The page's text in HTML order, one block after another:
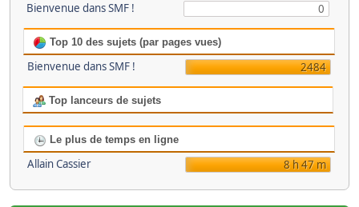
Bienvenue dans SMF ! 0
Top 10 des sujets (par pages vues)
Bienvenue dans SMF ! 2484
Top lanceurs de sujets
Le plus de temps en ligne
Allain Cassier 8 h 47 m